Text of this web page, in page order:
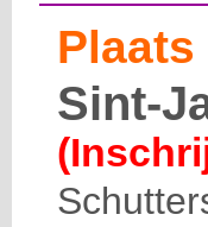
Plaats
Sint-